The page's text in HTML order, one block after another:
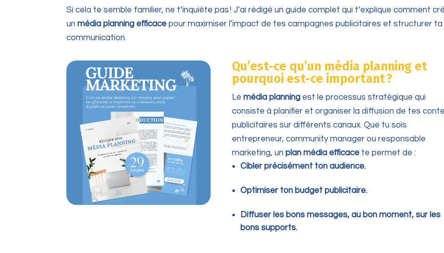
Si cela te semble familier, ne t’inquiète pas ! J’ai rédigé un guide complet qui t’explique comment
unmédia planning efficace pour maximiser l’impact de tes campagnes publicitaires et structurer ta
communication.
Qu’est-ce qu’un média planning et
pourquoi est-ce important ?
Lemédia planning est le processus stratégique qui
consiste à planifier et organiser la diffusion de tes
publicitaires sur différents canaux. Que tu sois
entrepreneur, community manager ou responsable
marketing, unplan média efficace te permet de :
Cibler précisément ton audience.
Optimiser ton budget publicitaire.
Diffuser les bons messages, au bon moment, sur les
bons supports.